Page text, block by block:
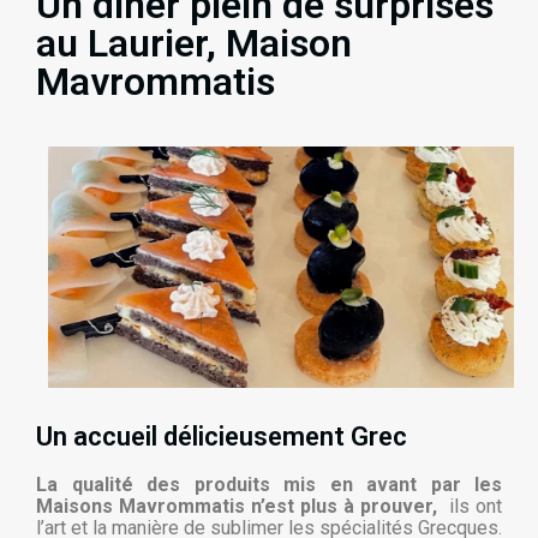
au Laurier, Maison
Mavrommatis
Un accueil délicieusement Grec
La qualité des produits mis en avant par les
Maisons Mavrommatis n’est plus à prouver, ils ont
l’art et la manière de sublimer les spécialités Grecques.